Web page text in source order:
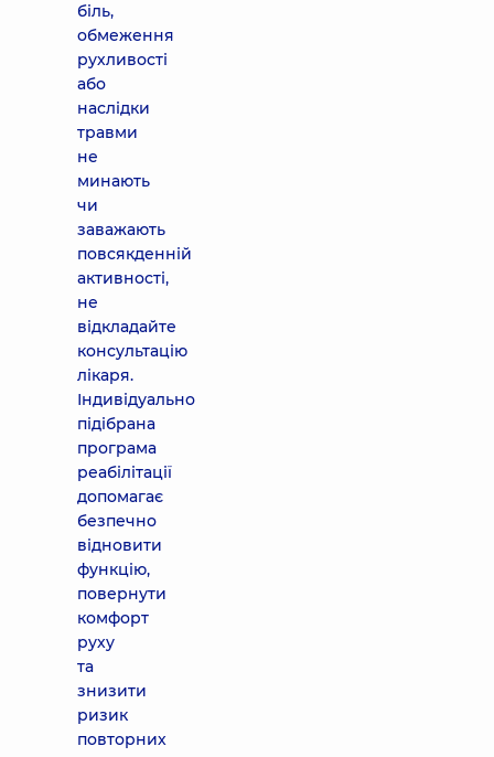
біль,
обмеження
рухливості
або
наслідки
травми
не
минають
чи
заважають
повсякденній
активності,
не
відкладайте
консультацію
лікаря.
Індивідуально
підібрана
програма
реабілітації
допомагає
безпечно
відновити
функцію,
повернути
комфорт
руху
та
знизити
ризик
повторних